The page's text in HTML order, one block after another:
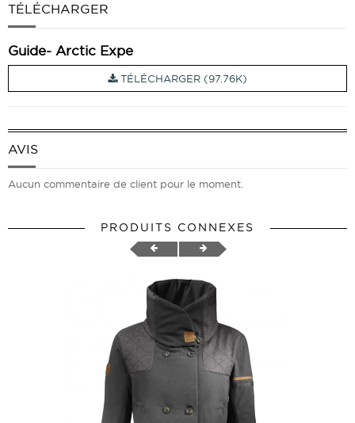
TÉLÉCHARGER
Guide- Arctic Expe
TÉLÉCHARGER (97.76K)
AVIS
Aucun commentaire de client pour le moment.
PRODUITS CONNEXES